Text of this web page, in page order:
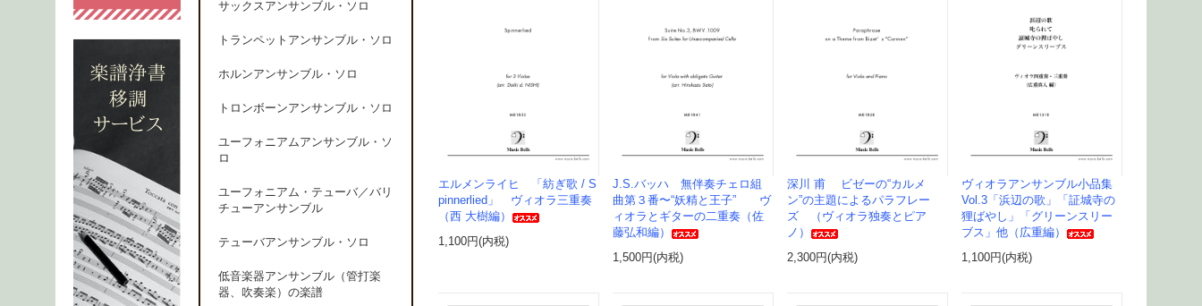
エルメンライヒ 「紡ぎ歌 / S
pinnerlied」 ヴィオラ三重奏
（西 大樹編）
1,100円(内税)
J.S.バッハ 無伴奏チェロ組
曲第３番〜“妖精と王子” ヴ
ィオラとギターの二重奏（佐
藤弘和編）
1,500円(内税)
深川 甫 ビゼーの“カルメ
ン”の主題によるパラフレー
ズ （ヴィオラ独奏とピア
ノ）
2,300円(内税)
ヴィオラアンサンブル小品集
Vol.3「浜辺の歌」「証城寺の
狸ばやし」「グリーンスリー
ブス」他（広重編）
1,100円(内税)
サックスアンサンブル・ソロ
トランペットアンサンブル・ソロ
ホルンアンサンブル・ソロ
トロンボーンアンサンブル・ソロ
ユーフォニアムアンサンブル・ソ
ロ
ユーフォニアム・テューバ／バリ
チューアンサンブル
テューバアンサンブル・ソロ
低音楽器アンサンブル（管打楽
器、吹奏楽）の楽譜